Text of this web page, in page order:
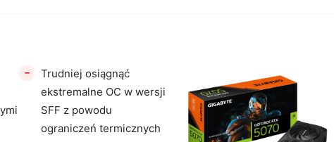
-
Trudniej osiągnąć
ekstremalne OC w wersji
SFF z powodu
ograniczeń termicznych